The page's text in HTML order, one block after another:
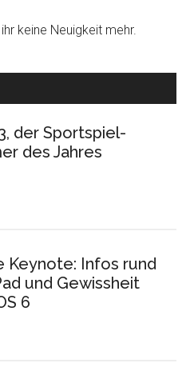
keine Neuigkeit mehr.
der Sportspiel-
des Jahres
Keynote: Infos rund
und Gewissheit
6